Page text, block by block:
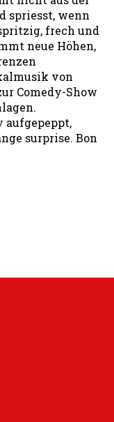
spriesst, wenn
frech und
neue Höhen,
von
Comedy-Show
aufgepeppt,
surprise. Bon